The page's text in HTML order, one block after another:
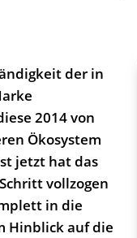
der in
2014 von
Ökosystem
jetzt hat das
vollzogen
in die
Hinblick auf die